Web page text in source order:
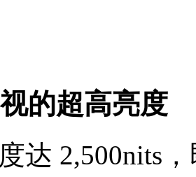
的超高亮度
达 2,500nits